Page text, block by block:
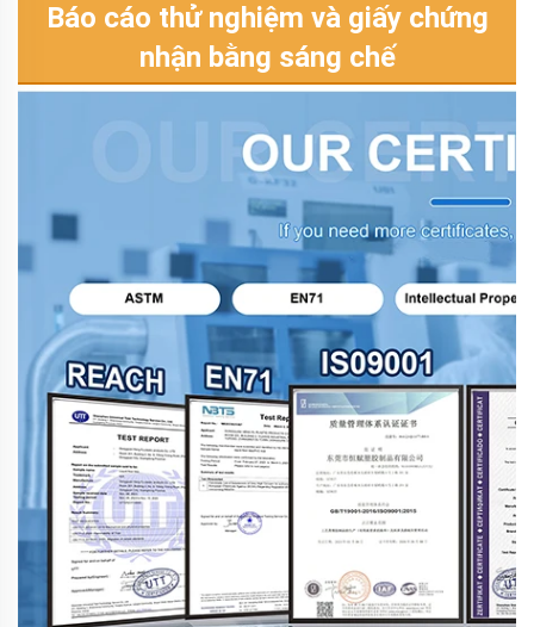
Báo cáo thử nghiệm và giấy chứng
nhận bằng sáng chế